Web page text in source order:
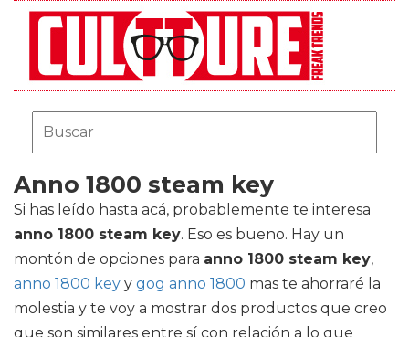
Anno 1800 steam key
Si has leído hasta acá, probablemente te interesa
anno 1800 steam key. Eso es bueno. Hay un
montón de opciones para anno 1800 steam key,
anno 1800 key y gog anno 1800 mas te ahorraré la
molestia y te voy a mostrar dos productos que creo
que son similares entre sí con relación a lo que